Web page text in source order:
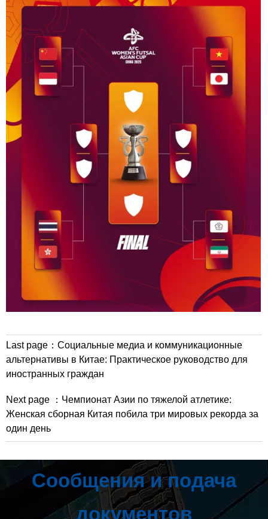
Last page： Социальные медиа и коммуникационные
альтернативы в Китае: Практическое руководство для
иностранных граждан
Next page ： Чемпионат Азии по тяжелой атлетике:
Женская сборная Китая побила три мировых рекорда за
один день
Сообщения и подача
документов